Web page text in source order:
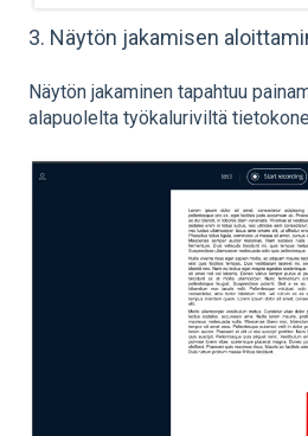
3. Näytön jakamisen
Näytön jakaminen tapahtuu
alapuolelta työkaluriviltä